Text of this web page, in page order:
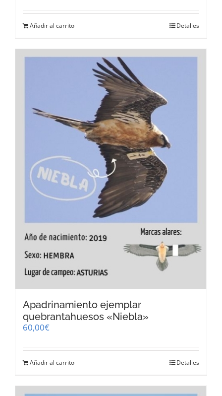
Añadir al carrito Detalles
Apadrinamiento ejemplar
quebrantahuesos «Niebla»
60,00€
Añadir al carrito Detalles